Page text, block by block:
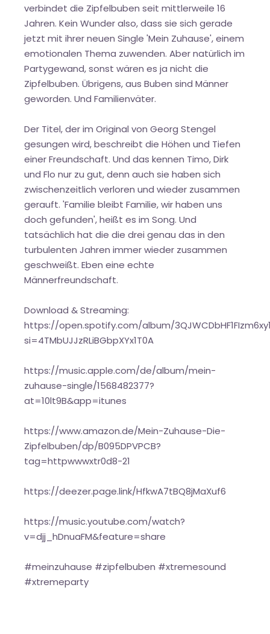
verbindet die Zipfelbuben seit mittlerweile 16
Jahren. Kein Wunder also, dass sie sich gerade
jetzt mit ihrer neuen Single 'Mein Zuhause', einem
emotionalen Thema zuwenden. Aber natürlich im
Partygewand, sonst wären es ja nicht die
Zipfelbuben. Übrigens, aus Buben sind Männer
geworden. Und Familienväter.
Der Titel, der im Original von Georg Stengel
gesungen wird, beschreibt die Höhen und Tiefen
einer Freundschaft. Und das kennen Timo, Dirk
und Flo nur zu gut, denn auch sie haben sich
zwischenzeitlich verloren und wieder zusammen
gerauft. 'Familie bleibt Familie, wir haben uns
doch gefunden', heißt es im Song. Und
tatsächlich hat die die drei genau das in den
turbulenten Jahren immer wieder zusammen
geschweißt. Eben eine echte
Männerfreundschaft.
Download & Streaming:
https://open.spotify.com/album/
si=4TMbUJJzRLiBGbpXYx1T0A
https://music.apple.com/de/album/mein-
zuhause-single/1568482377?
at=10lt9B&app=itunes
https://www.amazon.de/Mein-Zuhause-Die-
Zipfelbuben/dp/B095DPVPCB?
tag=httpwwwxtr0d8-21
https://deezer.page.link/HfkwA7tBQ8jMaXuf6
https://music.youtube.com/watch?
v=djj_hDnuaFM&feature=share
#meinzuhause #zipfelbuben #xtremesound
#xtremeparty